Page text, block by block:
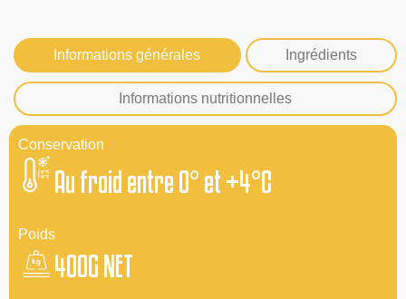
Informations générales Ingrédients
Informations nutritionnelles
Conservation
Au froid entre 0° et +4°C
Poids
400G NET